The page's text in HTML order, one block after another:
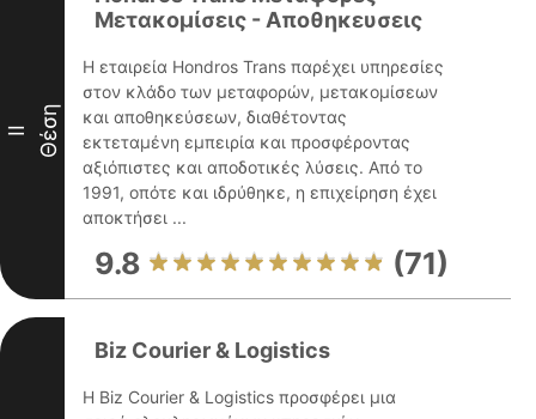
II Θέση
Μετακομίσεις - Αποθηκευσεις
Η εταιρεία Hondros Trans παρέχει υπηρεσίες
στον κλάδο των μεταφορών, μετακομίσεων
και αποθηκεύσεων, διαθέτοντας
εκτεταμένη εμπειρία και προσφέροντας
αξιόπιστες και αποδοτικές λύσεις. Από το
1991, οπότε και ιδρύθηκε, η επιχείρηση έχει
αποκτήσει ...
9.8 (71)
Biz Courier & Logistics
Η Biz Courier & Logistics προσφέρει μια